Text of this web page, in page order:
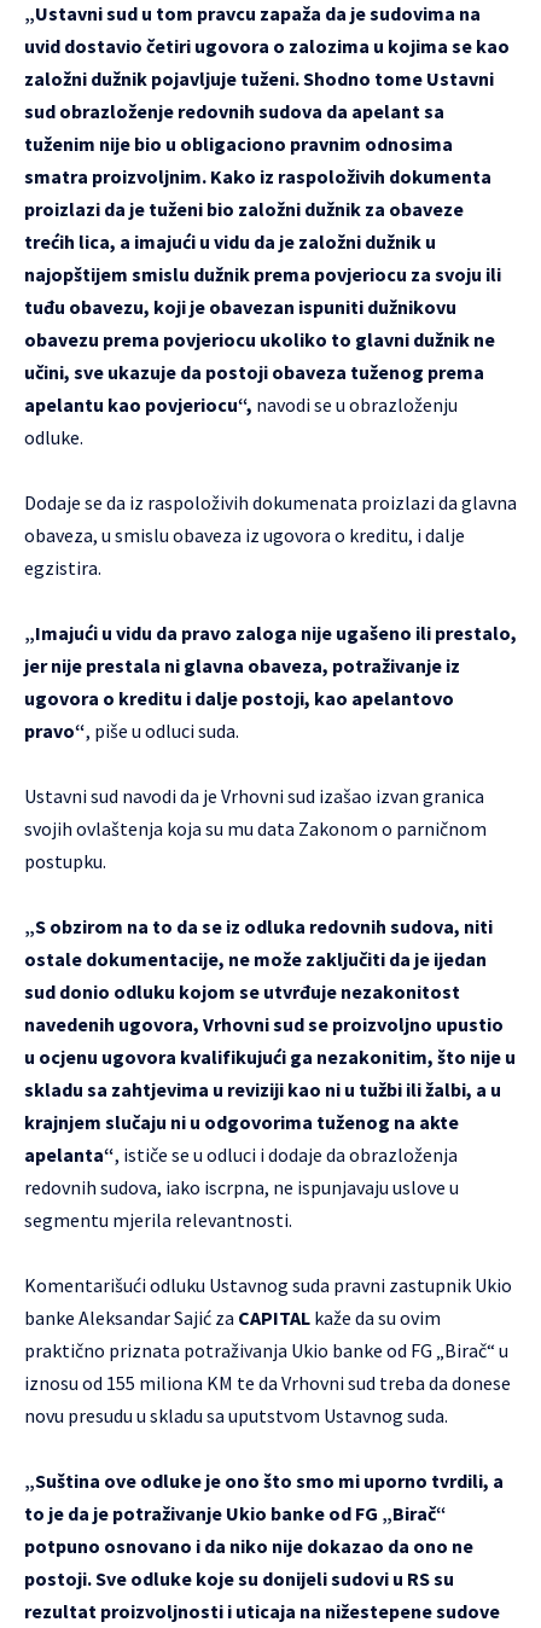
„Ustavni sud u tom pravcu zapaža da je sudovima na
uvid dostavio četiri ugovora o zalozima u kojima se kao
založni dužnik pojavljuje tuženi. Shodno tome Ustavni
sud obrazloženje redovnih sudova da apelant sa
tuženim nije bio u obligaciono pravnim odnosima
smatra proizvoljnim. Kako iz raspoloživih dokumenta
proizlazi da je tuženi bio založni dužnik za obaveze
trećih lica, a imajući u vidu da je založni dužnik u
najopštijem smislu dužnik prema povjeriocu za svoju ili
tuđu obavezu, koji je obavezan ispuniti dužnikovu
obavezu prema povjeriocu ukoliko to glavni dužnik ne
učini, sve ukazuje da postoji obaveza tuženog prema
apelantu kao povjeriocu“, navodi se u obrazloženju
odluke.
Dodaje se da iz raspoloživih dokumenata proizlazi da glavna
obaveza, u smislu obaveza iz ugovora o kreditu, i dalje
egzistira.
„Imajući u vidu da pravo zaloga nije ugašeno ili prestalo,
jer nije prestala ni glavna obaveza, potraživanje iz
ugovora o kreditu i dalje postoji, kao apelantovo
pravo“, piše u odluci suda.
Ustavni sud navodi da je Vrhovni sud izašao izvan granica
svojih ovlaštenja koja su mu data Zakonom o parničnom
postupku.
„S obzirom na to da se iz odluka redovnih sudova, niti
ostale dokumentacije, ne može zaključiti da je ijedan
sud donio odluku kojom se utvrđuje nezakonitost
navedenih ugovora, Vrhovni sud se proizvoljno upustio
u ocjenu ugovora kvalifikujući ga nezakonitim, što nije u
skladu sa zahtjevima u reviziji kao ni u tužbi ili žalbi, a u
krajnjem slučaju ni u odgovorima tuženog na akte
apelanta“, ističe se u odluci i dodaje da obrazloženja
redovnih sudova, iako iscrpna, ne ispunjavaju uslove u
segmentu mjerila relevantnosti.
Komentarišući odluku Ustavnog suda pravni zastupnik Ukio
banke Aleksandar Sajić za CAPITAL kaže da su ovim
praktično priznata potraživanja Ukio banke od FG „Birač“ u
iznosu od 155 miliona KM te da Vrhovni sud treba da donese
novu presudu u skladu sa uputstvom Ustavnog suda.
„Suština ove odluke je ono što smo mi uporno tvrdili, a
to je da je potraživanje Ukio banke od FG „Birač“
potpuno osnovano i da niko nije dokazao da ono ne
postoji. Sve odluke koje su donijeli sudovi u RS su
rezultat proizvoljnosti i uticaja na nižestepene sudove